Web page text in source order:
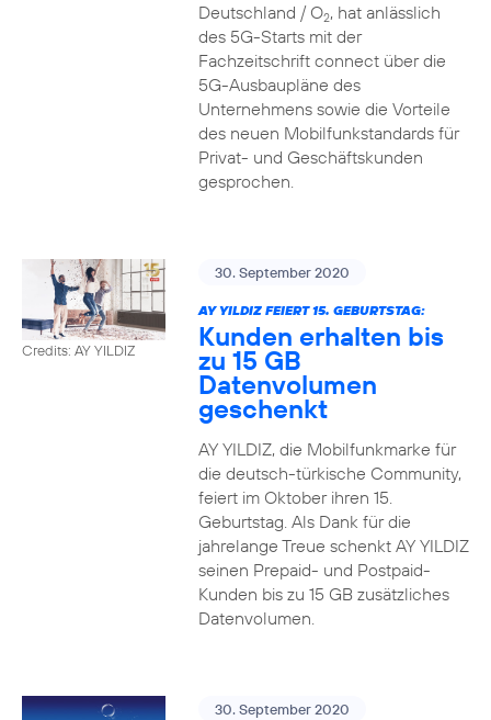
Deutschland / O2, hat anlässlich
des 5G-Starts mit der
Fachzeitschrift connect über die
5G-Ausbaupläne des
Unternehmens sowie die Vorteile
des neuen Mobilfunkstandards für
Privat- und Geschäftskunden
gesprochen.
Credits: AY YILDIZ
30. September 2020
AY YILDIZ FEIERT 15. GEBURTSTAG:
Kunden erhalten bis
zu 15 GB
Datenvolumen
geschenkt
AY YILDIZ, die Mobilfunkmarke für
die deutsch-türkische Community,
feiert im Oktober ihren 15.
Geburtstag. Als Dank für die
jahrelange Treue schenkt AY YILDIZ
seinen Prepaid- und Postpaid-
Kunden bis zu 15 GB zusätzliches
Datenvolumen.
30. September 2020